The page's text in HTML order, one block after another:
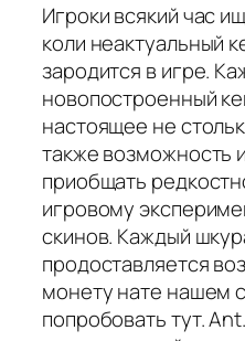
Игроки всякий час
коли неактуальный
зародится в игре.
новопостроенный
настоящее не
также возможность
приобщать
игровому
скинов. Каждый
продоставляется
монету нате нашем
попробовать тут.